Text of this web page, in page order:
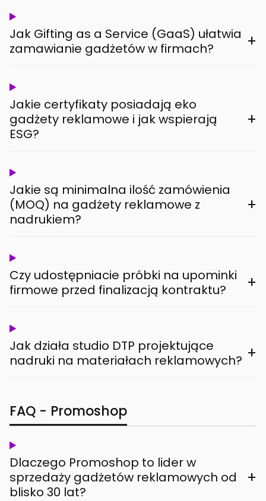
Jak Gifting as a Service (GaaS) ułatwia
zamawianie gadżetów w firmach?
+
Jakie certyfikaty posiadają eko
gadżety reklamowe i jak wspierają
ESG?
+
Jakie są minimalna ilość zamówienia
(MOQ) na gadżety reklamowe z
nadrukiem?
+
Czy udostępniacie próbki na upominki
firmowe przed finalizacją kontraktu?
+
Jak działa studio DTP projektujące
nadruki na materiałach reklamowych? +
FAQ - Promoshop
Dlaczego Promoshop to lider w
sprzedaży gadżetów reklamowych od
blisko 30 lat?
+